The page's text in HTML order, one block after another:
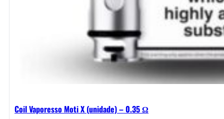
Coil Vaporesso Moti X (unidade) – 0.35 Ω